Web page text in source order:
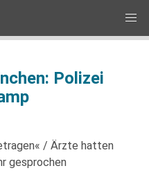
Polizei
/ Ärzte hatten
gesprochen